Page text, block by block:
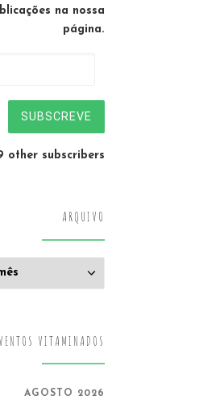
na nossa
página.
SUBSCREVE
other subscribers
ARQUIVO
VITAMINADOS
AGOSTO 2026